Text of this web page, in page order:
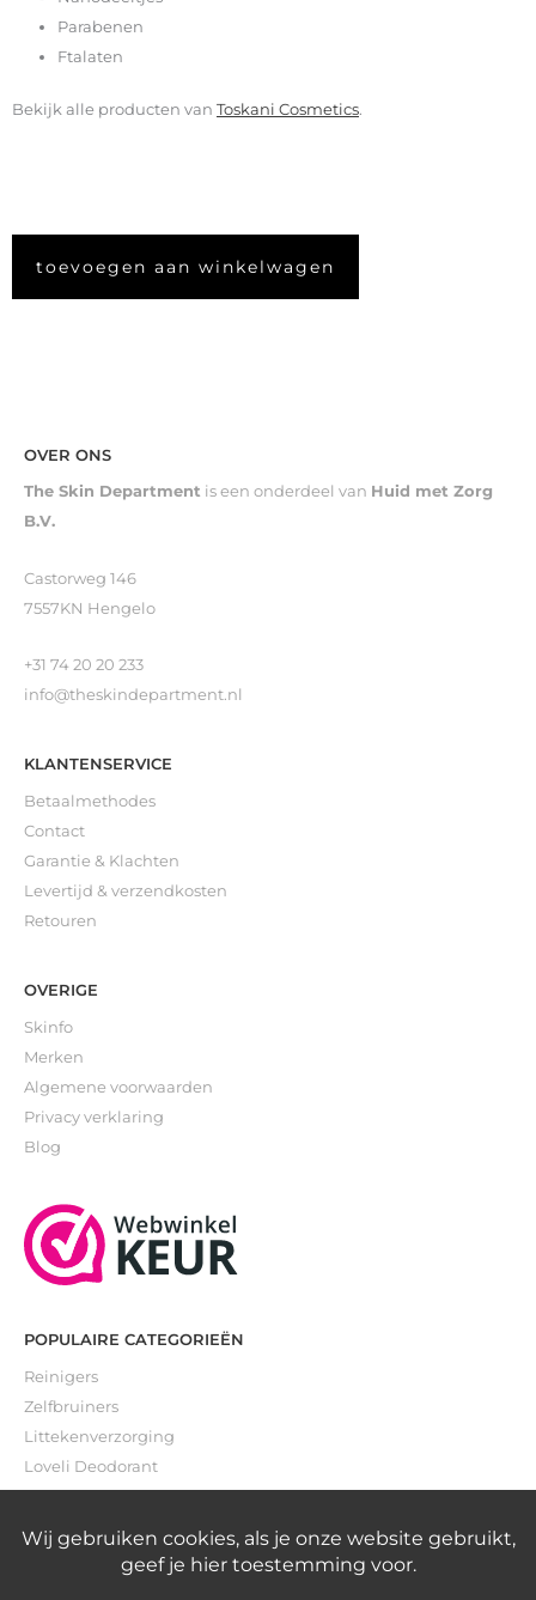
Parabenen
Ftalaten
Bekijk alle producten van Toskani Cosmetics.
toevoegen aan winkelwagen
OVER ONS
The Skin Department is een onderdeel van Huid met Zorg
B.V.
Castorweg 146
7557KN Hengelo
+31 74 20 20 233
info@theskindepartment.nl
KLANTENSERVICE
Betaalmethodes
Contact
Garantie & Klachten
Levertijd & verzendkosten
Retouren
OVERIGE
Skinfo
Merken
Algemene voorwaarden
Privacy verklaring
Blog
POPULAIRE CATEGORIEËN
Reinigers
Zelfbruiners
Littekenverzorging
Loveli Deodorant